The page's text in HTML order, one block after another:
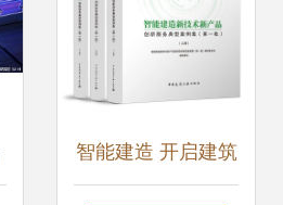
智能建造 开启建筑